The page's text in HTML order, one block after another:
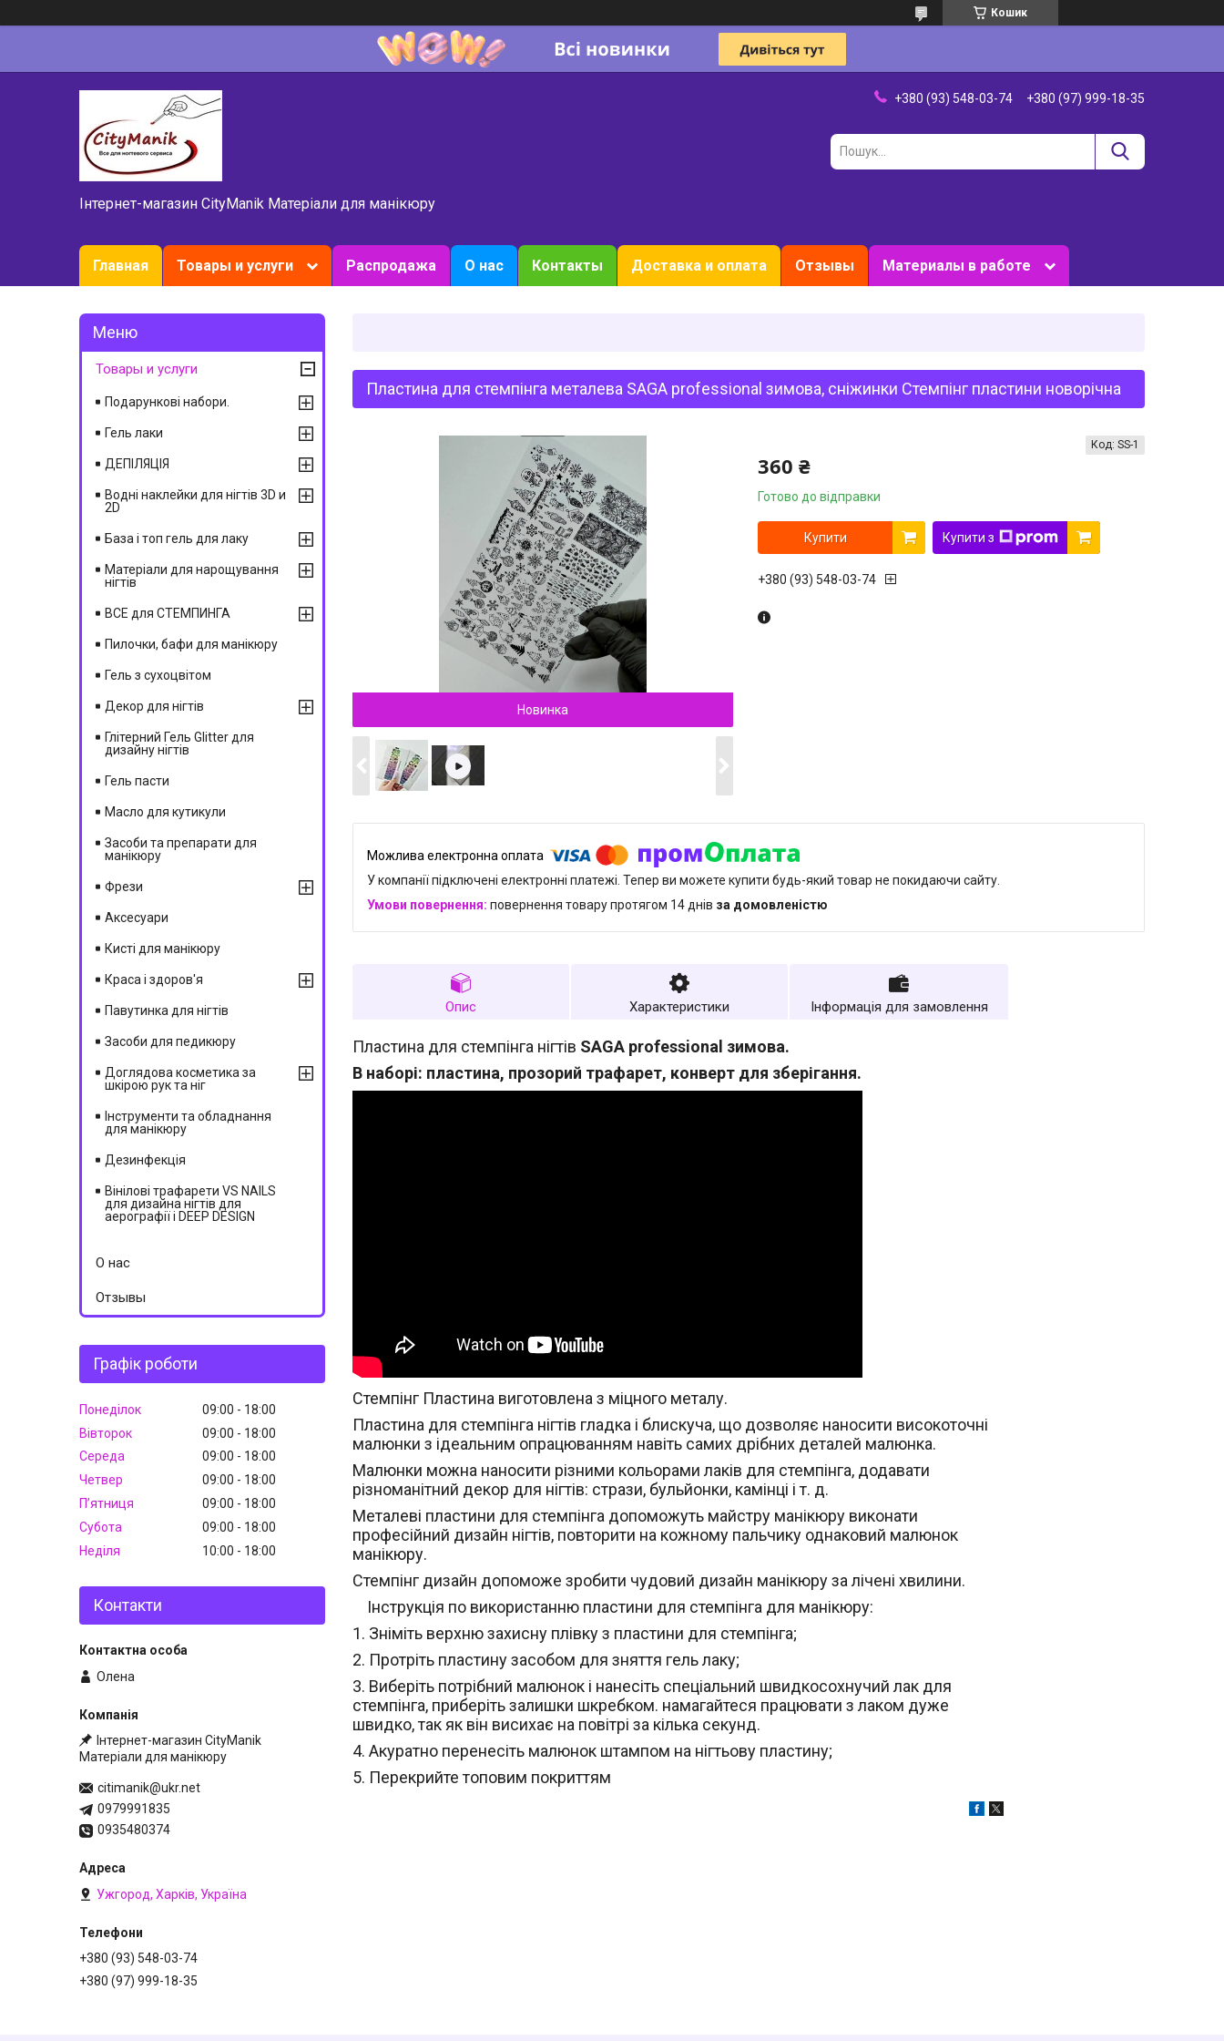
Кошик
Інтернет-магазин CityManik Матеріали для манікюру
+380 (93) 548-03-74 +380 (97) 999-18-35
Главная Товары и услуги Распродажа О нас Контакты Доставка и оплата Отзывы Материалы в работе
Пластина для стемпінга металева SAGA professional зимова, сніжинки Стемпінг пластини новорічна
Новинка
360 ₴
Готово до відправки
Код: SS-1
Купити Купити з
+380 (93) 548-03-74
У компанії підключені електронні платежі. Тепер ви можете купити будь-який товар не покидаючи сайту.
повернення товару протягом 14 днів за домовленістю
Опис Характеристики Інформація для замовлення
Пластина для стемпінга нігтів SAGA professional зимова.
В наборі: пластина, прозорий трафарет, конверт для зберігання.
Стемпінг Пластина виготовлена з міцного металу.
Пластина для стемпінга нігтів гладка і блискуча, що дозволяє наносити високоточні
малюнки з ідеальним опрацюванням навіть самих дрібних деталей малюнка.
Малюнки можна наносити різними кольорами лаків для стемпінга, додавати
різноманітний декор для нігтів: стрази, бульйонки, камінці і т. д.
Металеві пластини для стемпінга допоможуть майстру манікюру виконати
професійний дизайн нігтів, повторити на кожному пальчику однаковий малюнок
манікюру.
Стемпінг дизайн допоможе зробити чудовий дизайн манікюру за лічені хвилини.
Інструкція по використанню пластини для стемпінга для манікюру:
1. Зніміть верхню захисну плівку з пластини для стемпінга;
2. Протріть пластину засобом для зняття гель лаку;
3. Виберіть потрібний малюнок і нанесіть спеціальний швидкосохнучий лак для
стемпінга, приберіть залишки шкребком. намагайтеся працювати з лаком дуже
швидко, так як він висихає на повітрі за кілька секунд.
4. Акуратно перенесіть малюнок штампом на нігтьову пластину;
5. Перекрийте топовим покриттям
Товары и услуги
Подарункові набори.
Гель лаки
ДЕПІЛЯЦІЯ
Водні наклейки для нігтів 3D и
2D
База і топ гель для лаку
Матеріали для нарощування
нігтів
ВСЕ для СТЕМПИНГА
Пилочки, бафи для манікюру
Гель з сухоцвітом
Декор для нігтів
Глітерний Гель Glitter для
дизайну нігтів
Гель пасти
Масло для кутикули
Засоби та препарати для
манікюру
Фрези
Аксесуари
Кисті для манікюру
Краса і здоров'я
Павутинка для нігтів
Засоби для педикюру
Доглядова косметика за
шкірою рук та ніг
Інструменти та обладнання
для манікюру
Дезинфекція
Вінілові трафарети VS NAILS
для дизайна нігтів для
аерографії і DEEP DESIGN
О нас
Отзывы
Графік роботи
Понеділок 09:00
18:00
Вівторок
09:00
18:00
Середа
09:00
18:00
Четвер
09:00
18:00
Пʼятниця
09:00
18:00
Субота
09:00
18:00
Неділя
10:00 18:00
Контакти
Олена
Інтернет-магазин CityManik
Матеріали для манікюру
citimanik@ukr.net
0979991835
0935480374
Ужгород, Харків, Україна
+380 (93) 548-03-74
+380 (97) 999-18-35